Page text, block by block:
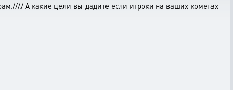
А какие цели вы дадите если игроки на ваших кометах